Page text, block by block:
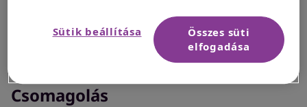
Csomagolás
Sütik beállítása
Összes süti
elfogadása